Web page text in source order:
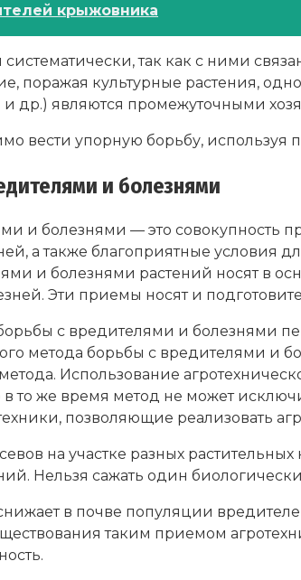
крыжовника
так как с ними
поражая культурные растения,
др.) являются промежуточными
вести упорную борьбу, используя
и болезнями
и болезнями — это совокупность
а также благоприятные
и болезнями растений носят в
Эти приемы носят и
с вредителями и болезнями
метода борьбы с вредителями и
Использование
то же время метод не может
позволяющие реализовать
на участке разных
Нельзя сажать один
в почве популяции
таким приемом